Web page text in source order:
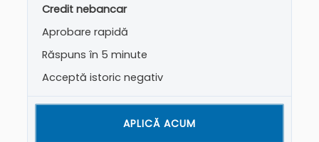
Credit nebancar
Aprobare rapidă
Răspuns în 5 minute
Acceptă istoric negativ
APLICĂ ACUM